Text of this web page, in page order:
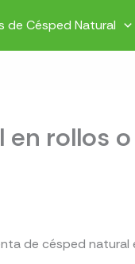
de Césped Natural
en rollos
de césped